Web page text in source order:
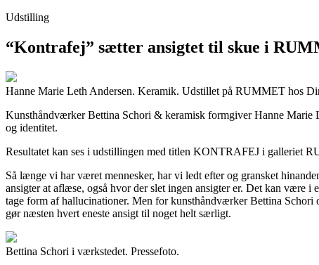
Udstilling
“Kontrafej” sætter ansigtet til skue i
Hanne Marie Leth Andersen. Keramik. Udstillet på RUMMET hos
Kunsthåndværker Bettina Schori & keramisk formgiver Hanne Marie
og identitet.
Resultatet kan ses i udstillingen med titlen KONTRAFEJ i galleriet
Så længe vi har været mennesker, har vi ledt efter og gransket
ansigter at aflæse, også hvor der slet ingen ansigter er. Det kan være
tage form af hallucinationer. Men for kunsthåndværker Bettina Schori
gør næsten hvert eneste ansigt til noget helt særligt.
Bettina Schori i værkstedet. Pressefoto.